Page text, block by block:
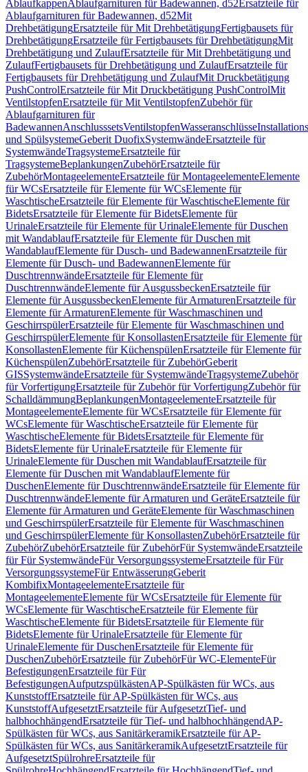
AblaufkappenAblaufgarnituren für Badewannen, d52Ersatzteile für
Ablaufgarnituren für Badewannen, d52Mit
DrehbetätigungErsatzteile für Mit DrehbetätigungFertigbausets für
DrehbetätigungErsatzteile für Fertigbausets für DrehbetätigungMit
Drehbetätigung und ZulaufErsatzteile für Mit Drehbetätigung und
ZulaufFertigbausets für Drehbetätigung und ZulaufErsatzteile für
Fertigbausets für Drehbetätigung und ZulaufMit Druckbetätigung
PushControlErsatzteile für Mit Druckbetätigung PushControlMit
VentilstopfenErsatzteile für Mit VentilstopfenZubehör für
Ablaufgarnituren für
BadewannenAnschlusssetsVentilstopfenWasseranschlüsse
und SpülsystemeGeberit DuofixSystemwändeErsatzteile für
SystemwändeTragsystemeErsatzteile für
TragsystemeBeplankungenZubehörErsatzteile für
ZubehörMontageelementeErsatzteile für MontageelementeElemente
für WCsErsatzteile für Elemente für WCsElemente für
WaschtischeErsatzteile für Elemente für WaschtischeElemente für
BidetsErsatzteile für Elemente für BidetsElemente für
UrinaleErsatzteile für Elemente für UrinaleElemente für Duschen
mit WandablaufErsatzteile für Elemente für Duschen mit
WandablaufElemente für Dusch- und BadewannenErsatzteile für
Elemente für Dusch- und BadewannenElemente für
DuschtrennwändeErsatzteile für Elemente für
DuschtrennwändeElemente für AusgussbeckenErsatzteile für
Elemente für AusgussbeckenElemente für ArmaturenErsatzteile für
Elemente für ArmaturenElemente für Waschmaschinen und
GeschirrspülerErsatzteile für Elemente für Waschmaschinen und
GeschirrspülerElemente für KonsollastenErsatzteile für Elemente für
KonsollastenElemente für KüchenspülenErsatzteile für Elemente für
KüchenspülenZubehörErsatzteile für ZubehörGeberit
GISSystemwändeErsatzteile für SystemwändeTragsystemeZubehör
für VorfertigungErsatzteile für Zubehör für VorfertigungZubehör für
SchalldämmungBeplankungenMontageelementeErsatzteile für
MontageelementeElemente für WCsErsatzteile für Elemente für
WCsElemente für WaschtischeErsatzteile für Elemente für
WaschtischeElemente für BidetsErsatzteile für Elemente für
BidetsElemente für UrinaleErsatzteile für Elemente für
UrinaleElemente für Duschen mit WandablaufErsatzteile für
Elemente für Duschen mit WandablaufElemente für
DuschenElemente für DuschtrennwändeErsatzteile für Elemente für
DuschtrennwändeElemente für Armaturen und GeräteErsatzteile für
Elemente für Armaturen und GeräteElemente für Waschmaschinen
und GeschirrspülerErsatzteile für Elemente für Waschmaschinen
und GeschirrspülerElemente für KonsollastenZubehörErsatzteile für
ZubehörZubehörErsatzteile für ZubehörFür SystemwändeErsatzteile
für Für SystemwändeFür VersorgungssystemeErsatzteile für Für
VersorgungssystemeFür EntwässerungGeberit
KombifixMontageelementeErsatzteile für
MontageelementeElemente für WCsErsatzteile für Elemente für
WCsElemente für WaschtischeErsatzteile für Elemente für
WaschtischeElemente für BidetsErsatzteile für Elemente für
BidetsElemente für UrinaleErsatzteile für Elemente für
UrinaleElemente für DuschenErsatzteile für Elemente für
DuschenZubehörErsatzteile für ZubehörFür WC-ElementeFür
BefestigungenErsatzteile für Für
BefestigungenAufputzspülkästenAP-Spülkästen für WCs, aus
KunststoffErsatzteile für AP-Spülkästen für WCs, aus
KunststoffAufgesetztErsatzteile für AufgesetztTief- und
halbhochhängendErsatzteile für Tief- und halbhochhängendAP-
Spülkästen für WCs, aus SanitärkeramikErsatzteile für AP-
Spülkästen für WCs, aus SanitärkeramikAufgesetztErsatzteile für
AufgesetztSpülrohreErsatzteile für